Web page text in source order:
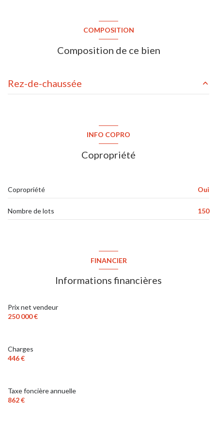
COMPOSITION
Composition de ce bien
Rez-de-chaussée
parking intérieur
INFO COPRO
Copropriété
Copropriété Oui
Nombre de lots 150
FINANCIER
Informations financières
Prix net vendeur
250 000 €
Charges
446 €
Taxe foncière annuelle
862 €